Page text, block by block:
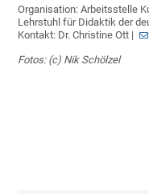
Organisation: Arbeitsstelle
Lehrstuhl für Didaktik der
Kontakt: Dr. Christine Ott |
Fotos: (c) Nik Schölzel